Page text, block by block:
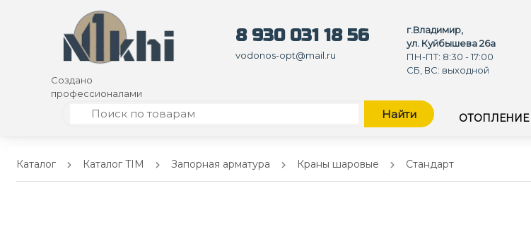
Создано
профессионалами
8 930 031 18 56
vodonos-opt@mail.ru
г.Владимир,
ул. Куйбышева 26а
ПН-ПТ: 8:30 - 17:00
СБ, ВС: выходной
Найти ОТОПЛЕНИЕ
Каталог Каталог TIM Запорная арматура Краны шаровые Стандарт